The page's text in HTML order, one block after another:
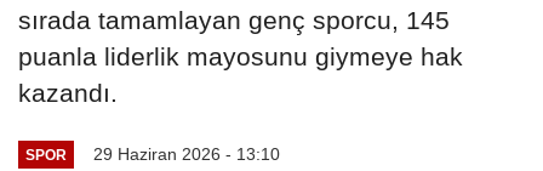
sırada tamamlayan genç sporcu, 145
puanla liderlik mayosunu giymeye hak
kazandı.
SPOR 29 Haziran 2026 - 13:10